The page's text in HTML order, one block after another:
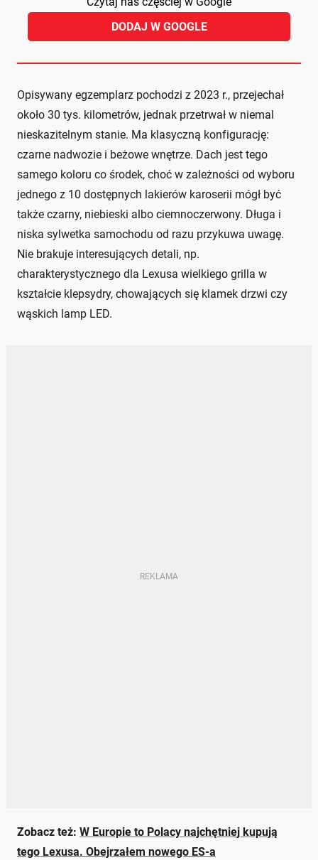
DODAJ W GOOGLE
Opisywany egzemplarz pochodzi z 2023 r., przejechał
około 30 tys. kilometrów, jednak przetrwał w niemal
nieskazitelnym stanie. Ma klasyczną konfigurację:
czarne nadwozie i beżowe wnętrze. Dach jest tego
samego koloru co środek, choć w zależności od wyboru
jednego z 10 dostępnych lakierów karoserii mógł być
także czarny, niebieski albo ciemnoczerwony. Długa i
niska sylwetka samochodu od razu przykuwa uwagę.
Nie brakuje interesujących detali, np.
charakterystycznego dla Lexusa wielkiego grilla w
kształcie klepsydry, chowających się klamek drzwi czy
wąskich lamp LED.
Zobacz też: W Europie to Polacy najchętniej kupują
tego Lexusa. Obejrzałem nowego ES-a